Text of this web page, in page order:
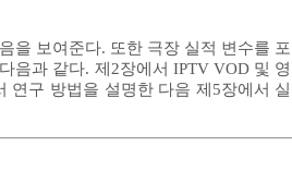
을 보여준다. 또한 극장 실적 변수를 포
음과 같다. 제2장에서 IPTV VOD 및 영
연구 방법을 설명한 다음 제5장에서 실